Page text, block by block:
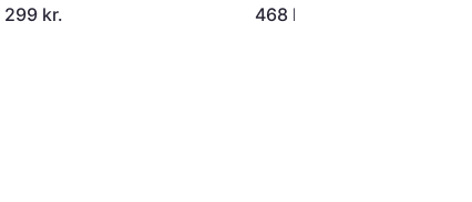
299 kr. 468 kr.